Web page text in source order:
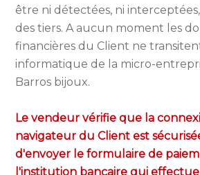
être ni détectées, ni
des tiers. A aucun moment les
financières du Client ne
informatique de la micro-
Barros bijoux.
Le vendeur vérifie que la
navigateur du Client est
d'envoyer le formulaire de
l'institution bancaire qui